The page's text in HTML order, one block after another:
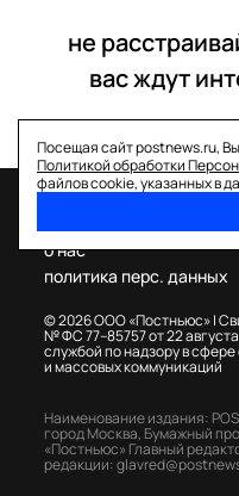
не
вас ждут
Посещая сайт postnews.ru,
Политикой обработки
файлов cookie, указанных в
© 2026 ООО «Постньюс» |
№ ФС 77–85757 от 22
службой по надзору в
и массовых коммуникаций
о нас
политика перс. данных
Наименование издания:
город Москва, Бумажный
«Постньюс» Главный
редакции: